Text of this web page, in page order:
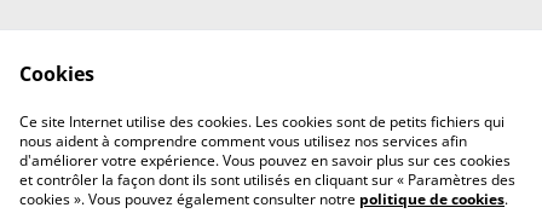
confidentialité
Politique de cookies
Cookies
Ce site Internet utilise des cookies. Les cookies sont de petits fichiers qui
nous aident à comprendre comment vous utilisez nos services afin
d'améliorer votre expérience. Vous pouvez en savoir plus sur ces cookies
et contrôler la façon dont ils sont utilisés en cliquant sur « Paramètres des
cookies ». Vous pouvez également consulter notre politique de cookies.